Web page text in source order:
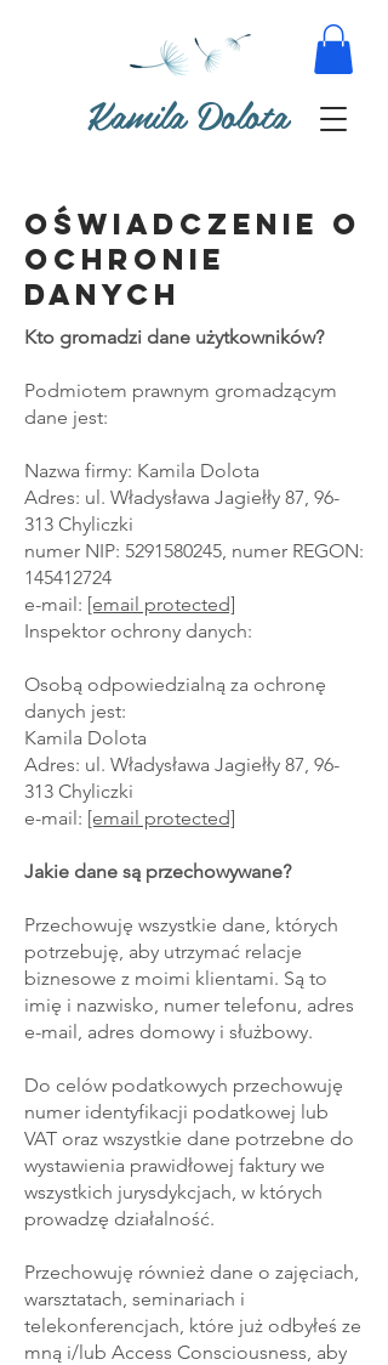
Kamila Dolota
Oświadczenie o
ochronie
danych
Kto gromadzi dane użytkowników?
Podmiotem prawnym gromadzącym
dane jest:
Nazwa firmy: Kamila Dolota
Adres: ul. Władysława Jagiełły 87, 96-
313 Chyliczki
numer NIP: 5291580245, numer REGON:
145412724
e-mail: [email protected]
Inspektor ochrony danych:
Osobą odpowiedzialną za ochronę
danych jest:
Kamila Dolota
Adres: ul. Władysława Jagiełły 87, 96-
313 Chyliczki
e-mail: [email protected]
Jakie dane są przechowywane?
Przechowuję wszystkie dane, których
potrzebuję, aby utrzymać relacje
biznesowe z moimi klientami. Są to
imię i nazwisko, numer telefonu, adres
e-mail, adres domowy i służbowy.
Do celów podatkowych przechowuję
numer identyfikacji podatkowej lub
VAT oraz wszystkie dane potrzebne do
wystawienia prawidłowej faktury we
wszystkich jurysdykcjach, w których
prowadzę działalność.
Przechowuję również dane o zajęciach,
warsztatach, seminariach i
telekonferencjach, które już odbyłeś ze
mną i/lub Access Consciousness, aby